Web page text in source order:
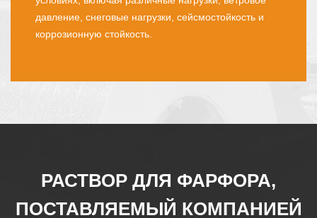
механизации, земельных условий и будущего
расширения..
РАСТВОР ДЛЯ ФАРФОРА,
ПОСТАВЛЯЕМЫЙ КОМПАНИЕЙ